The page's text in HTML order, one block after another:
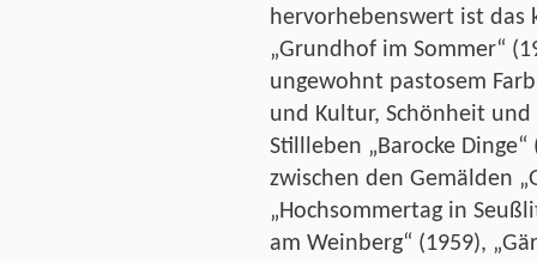
hervorhebenswert ist das
„Grundhof im Sommer“
ungewohnt pastosem
und Kultur, Schönheit
Stillleben „Barocke
zwischen den Gemälden
„Hochsommertag in
am Weinberg“ (1959),